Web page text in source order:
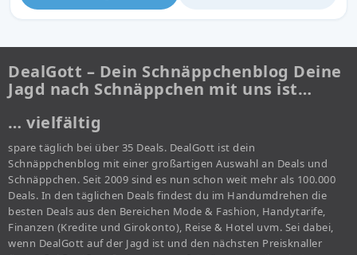
DealGott – Dein Schnäppchenblog Deine
Jagd nach Schnäppchen mit uns ist…
… vielfältig
spare täglich bei über 35 Deals. DealGott ist dein
Schnäppchenblog mit einer großartigen Auswahl an Deals und
Schnäppchen. Seit 2009 sind es nun schon weit mehr als 100.000
Deals. In den täglichen Deals findest du im Handumdrehen die
besten Deals aus den Bereichen Mode & Fashion, Handytarife,
Finanzen (Kredite und Girokonto), Reise & Hotel uvm. Sei dabei,
wenn DealGott auf der Jagd ist und den nächsten Preisknaller